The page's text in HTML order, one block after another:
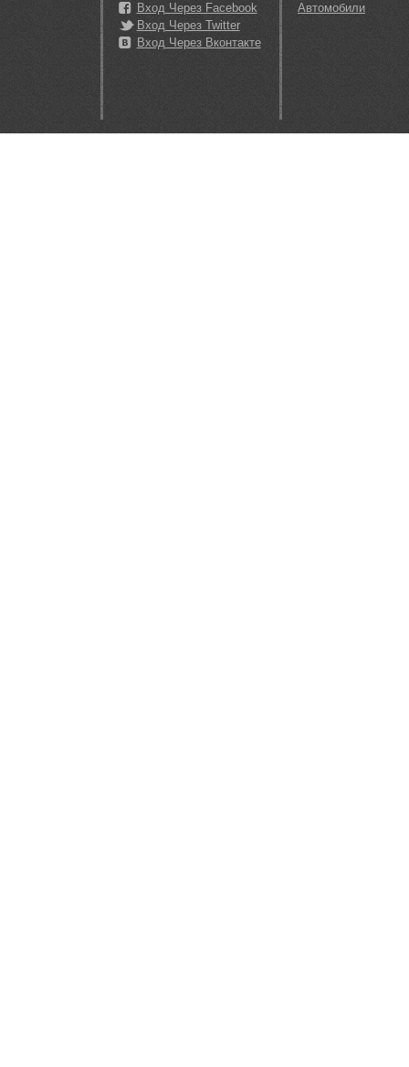
Вход Через Facebook
Вход Через Twitter
Вход Через Вконтакте
Автомобили